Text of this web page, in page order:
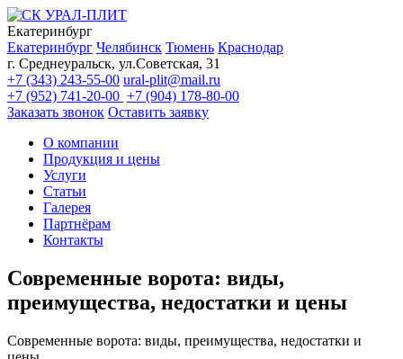
Екатеринбург
Екатеринбург Челябинск Тюмень Краснодар
г. Среднеуральск, ул.Советская, 31
+7 (343) 243-55-00 ural-plit@mail.ru
+7 (952) 741-20-00 +7 (904) 178-80-00
Заказать звонок Оставить заявку
О компании
Продукция и цены
Услуги
Статьи
Галерея
Партнёрам
Контакты
Современные ворота: виды,
преимущества, недостатки и цены
Современные ворота: виды, преимущества, недостатки и